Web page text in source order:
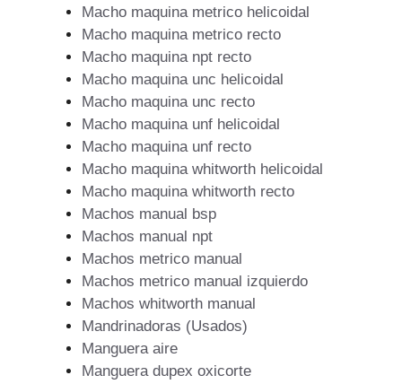
Macho maquina metrico helicoidal
Macho maquina metrico recto
Macho maquina npt recto
Macho maquina unc helicoidal
Macho maquina unc recto
Macho maquina unf helicoidal
Macho maquina unf recto
Macho maquina whitworth helicoidal
Macho maquina whitworth recto
Machos manual bsp
Machos manual npt
Machos metrico manual
Machos metrico manual izquierdo
Machos whitworth manual
Mandrinadoras (Usados)
Manguera aire
Manguera dupex oxicorte